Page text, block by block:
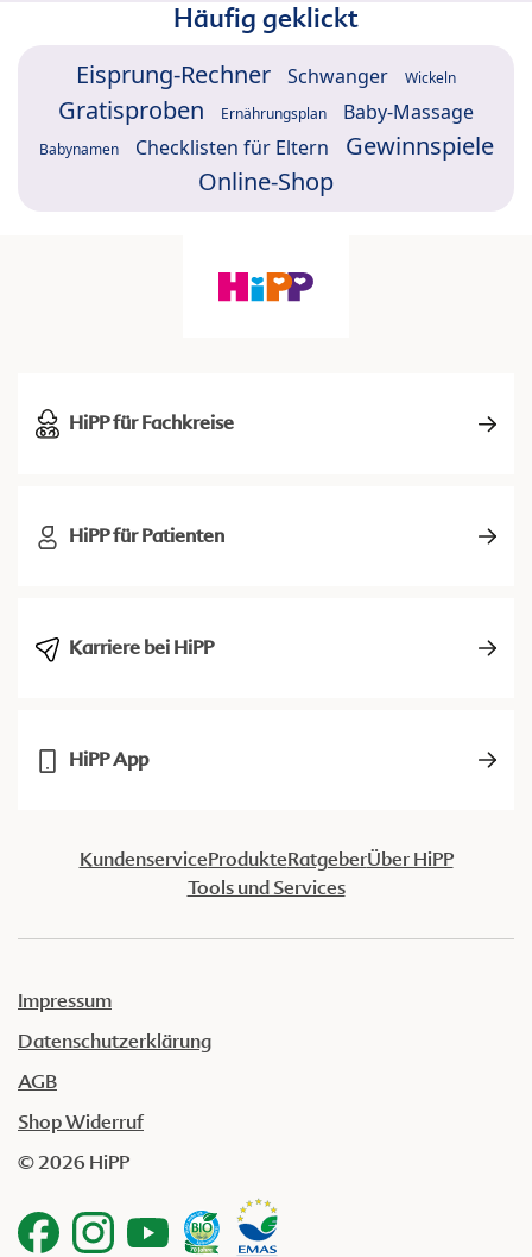
Häufig geklickt
Eisprung-Rechner Schwanger Wickeln
Gratisproben Ernährungsplan Baby-Massage
Babynamen Checklisten für Eltern
Gewinnspiele
Online-Shop
HiPP für Fachkreise
HiPP für Patienten
Karriere bei HiPP
HiPP App
KundenserviceProdukteRatgeberÜber HiPP
Tools und Services
Impressum
Datenschutzerklärung
AGB
Shop Widerruf
© 2026 HiPP